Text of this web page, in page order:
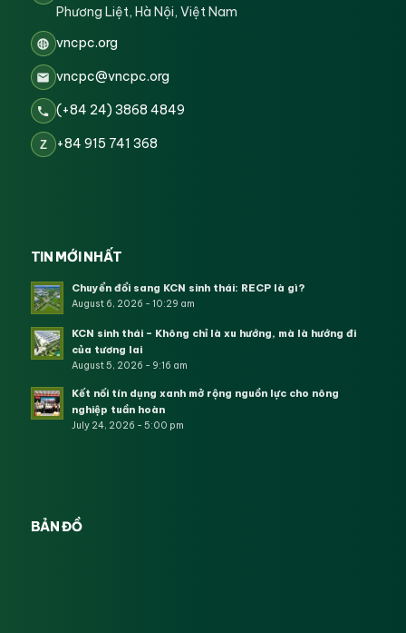
Phương Liệt, Hà Nội, Việt Nam
vncpc.org
vncpc@vncpc.org
(+84 24) 3868 4849
Z +84 915 741 368
TIN MỚI NHẤT
Chuyển đổi sang KCN sinh thái: RECP là gì?
August 6, 2026 - 10:29 am
KCN sinh thái – Không chỉ là xu hướng, mà là hướng đi
của tương lai
August 5, 2026 - 9:16 am
Kết nối tín dụng xanh mở rộng nguồn lực cho nông
nghiệp tuần hoàn
July 24, 2026 - 5:00 pm
BẢN ĐỒ